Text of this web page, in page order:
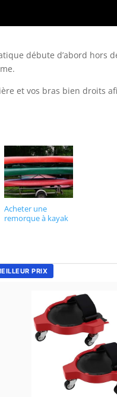
débute d’abord hors
et vos bras bien droits
Acheter une
remorque à kayak
PRIX